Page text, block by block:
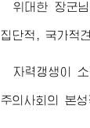
위대한 장군
집단적, 국가적
자력갱생이
주의사회의 본성